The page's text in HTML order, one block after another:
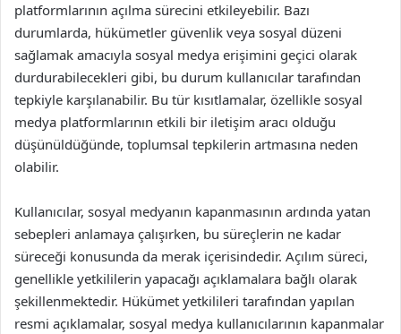
platformlarının açılma sürecini etkileyebilir. Bazı
durumlarda, hükümetler güvenlik veya sosyal düzeni
sağlamak amacıyla sosyal medya erişimini geçici olarak
durdurabilecekleri gibi, bu durum kullanıcılar tarafından
tepkiyle karşılanabilir. Bu tür kısıtlamalar, özellikle sosyal
medya platformlarının etkili bir iletişim aracı olduğu
düşünüldüğünde, toplumsal tepkilerin artmasına neden
olabilir.
Kullanıcılar, sosyal medyanın kapanmasının ardında yatan
sebepleri anlamaya çalışırken, bu süreçlerin ne kadar
süreceği konusunda da merak içerisindedir. Açılım süreci,
genellikle yetkililerin yapacağı açıklamalara bağlı olarak
şekillenmektedir. Hükümet yetkilileri tarafından yapılan
resmi açıklamalar, sosyal medya kullanıcılarının kapanmalar